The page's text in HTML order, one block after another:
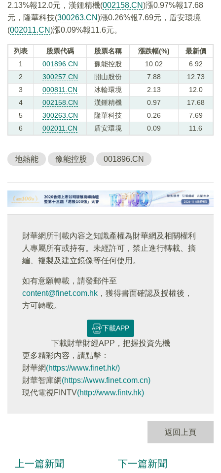
2.13%報12.0元，漢鍾精機(002158.CN)漲0.97%報17.68
元，隆華科技(300263.CN)漲0.26%報7.69元，盾安環境
(002011.CN)漲0.09%報11.6元。
列表 股票代碼 股票名稱 漲跌幅(%)
最新價
1
001896.CN 豫能控股 10.02
6.92
2
300257.CN 開山股份 7.88
12.73
3
000811.CN 冰輪環境 2.13
12.0
4
002158.CN 漢鍾精機 0.97
17.68
5
300263.CN 隆華科技 0.26
7.69
6
002011.CN 盾安環境 0.09 11.6
地熱能 豫能控股 001896.CN
財華網所刊載內容之知識產權為財華網及相關權利
人專屬所有或持有。未經許可，禁止進行轉載、摘
編、複製及建立鏡像等任何使用。
如有意願轉載，請發郵件至
content@finet.com.hk ，獲得書面確認及授權後，
方可轉載。
下載APP
下載財華財經APP，把握投資先機
更多精彩内容，請點擊：
財華網(https://www.finet.hk/)
財華智庫網(https://www.finet.com.cn)
現代電視FINTV(http://www.fintv.hk)
返回上頁
上一篇新聞 下一篇新聞